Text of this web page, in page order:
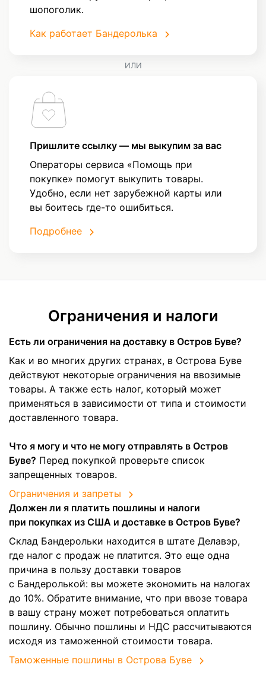
шопоголик.
Как работает Бандеролька
ИЛИ
Пришлите ссылку — мы выкупим за вас
Операторы сервиса «Помощь при
покупке» помогут выкупить товары.
Удобно, если нет зарубежной карты или
вы боитесь где-то ошибиться.
Подробнее
Ограничения и налоги
Есть ли ограничения на доставку в Остров Буве?
Как и во многих других странах, в Острова Буве
действуют некоторые ограничения на ввозимые
товары. А также есть налог, который может
применяться в зависимости от типа и стоимости
доставленного товара.
Что я могу и что не могу отправлять в Остров
Буве? Перед покупкой проверьте список
запрещенных товаров.
Ограничения и запреты
Должен ли я платить пошлины и налоги
при покупках из США и доставке в Остров Буве?
Склад Бандерольки находится в штате Делавэр,
где налог с продаж не платится. Это еще одна
причина в пользу доставки товаров
с Бандеролькой: вы можете экономить на налогах
до 10%. Обратите внимание, что при ввозе товара
в вашу страну может потребоваться оплатить
пошлину. Обычно пошлины и НДС рассчитываются
исходя из таможенной стоимости товара.
Таможенные пошлины в Острова Буве